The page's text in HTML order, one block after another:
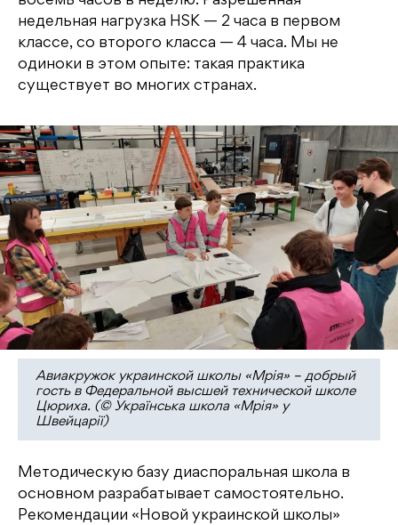
недельная нагрузка HSK — 2 часа в первом
классе, со второго класса — 4 часа. Мы не
одиноки в этом опыте: такая практика
существует во многих странах.
Авиакружок украинской школы «Мрія» – добрый
гость в Федеральной высшей технической школе
Цюриха. (© Українська школа «Мрія» у
Швейцарії)
Методическую базу диаспоральная школа в
основном разрабатывает самостоятельно.
Рекомендации «Новой украинской школы»